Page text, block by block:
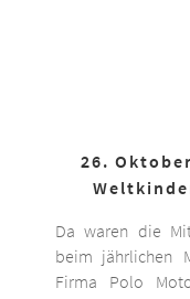
26.
Da waren die
beim jährlichen
Firma Polo